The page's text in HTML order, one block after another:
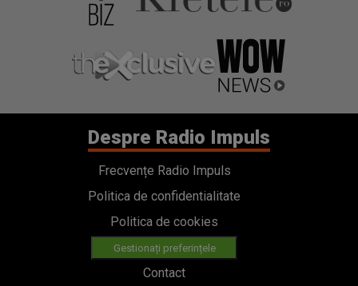
Despre Radio Impuls
Frecvențe Radio Impuls
Politica de confidentialitate
Politica de cookies
Gestionați preferințele
Contact